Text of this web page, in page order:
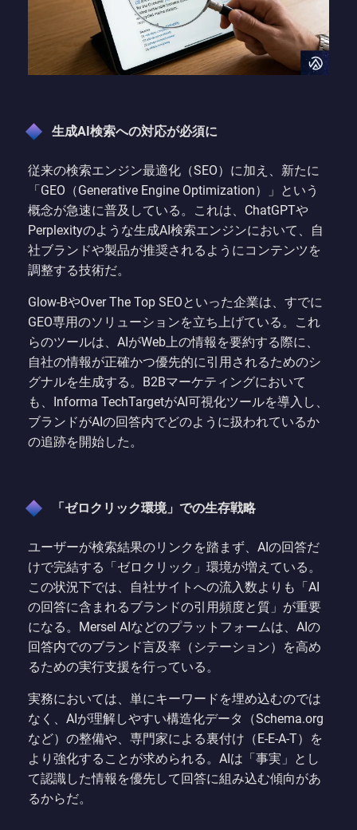
生成AI検索への対応が必須に
従来の検索エンジン最適化（SEO）に加え、新たに
「GEO（Generative Engine Optimization）」という
概念が急速に普及している。これは、ChatGPTや
Perplexityのような生成AI検索エンジンにおいて、自
社ブランドや製品が推奨されるようにコンテンツを
調整する技術だ。
Glow-BやOver The Top SEOといった企業は、すでに
GEO専用のソリューションを立ち上げている。これ
らのツールは、AIがWeb上の情報を要約する際に、
自社の情報が正確かつ優先的に引用されるためのシ
グナルを生成する。B2Bマーケティングにおいて
も、Informa TechTargetがAI可視化ツールを導入し、
ブランドがAIの回答内でどのように扱われているか
の追跡を開始した。
「ゼロクリック環境」での生存戦略
ユーザーが検索結果のリンクを踏まず、AIの回答だ
けで完結する「ゼロクリック」環境が増えている。
この状況下では、自社サイトへの流入数よりも「AI
の回答に含まれるブランドの引用頻度と質」が重要
になる。Mersel AIなどのプラットフォームは、AIの
回答内でのブランド言及率（シテーション）を高め
るための実行支援を行っている。
実務においては、単にキーワードを埋め込むのでは
なく、AIが理解しやすい構造化データ（Schema.org
など）の整備や、専門家による裏付け（E-E-A-T）を
より強化することが求められる。AIは「事実」とし
て認識した情報を優先して回答に組み込む傾向があ
るからだ。